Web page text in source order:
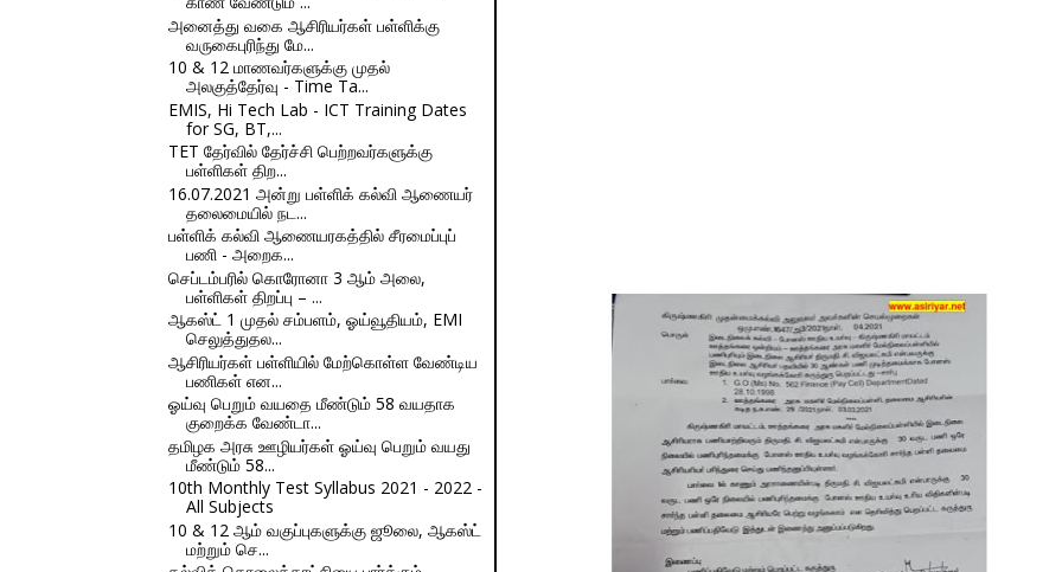
அனைத்து வகை ஆசிரியர்கள் பள்ளிக்கு
வருகைபுரிந்து மே...
10 & 12 மாணவர்களுக்கு முதல்
அலகுத்தேர்வு - Time Ta...
EMIS, Hi Tech Lab - ICT Training Dates
for SG, BT,...
TET தேர்வில் தேர்ச்சி பெற்றவர்களுக்கு
பள்ளிகள் திற...
16.07.2021 அன்று பள்ளிக் கல்வி ஆணையர்
தலைமையில் நட...
பள்ளிக் கல்வி ஆணையரகத்தில் சீரமைப்புப்
பணி - அறைக...
செப்டம்பரில் கொரோனா 3 ஆம் அலை,
பள்ளிகள் திறப்பு – ...
ஆகஸ்ட் 1 முதல் சம்பளம், ஓய்வூதியம், EMI
செலுத்துதல...
ஆசிரியர்கள் பள்ளியில் மேற்கொள்ள வேண்டிய
பணிகள் என...
ஓய்வு பெறும் வயதை மீண்டும் 58 வயதாக
குறைக்க வேண்டா...
தமிழக அரசு ஊழியர்கள் ஓய்வு பெறும் வயது
மீண்டும் 58...
10th Monthly Test Syllabus 2021 - 2022 -
All Subjects
10 & 12 ஆம் வகுப்புகளுக்கு ஜூலை, ஆகஸ்ட்
மற்றும் செ...